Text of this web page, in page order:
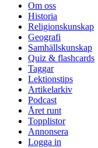
Om oss
Historia
Religionskunskap
Geografi
Samhällskunskap
Quiz & flashcards
Taggar
Lektionstips
Artikelarkiv
Podcast
Året runt
Topplistor
Annonsera
Logga in